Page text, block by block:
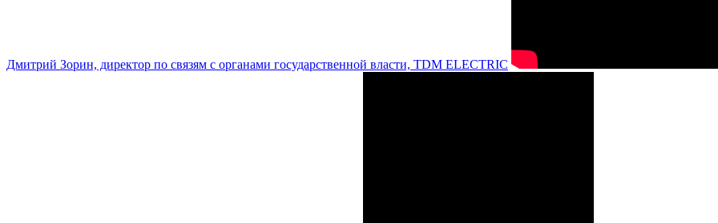
Дмитрий Зорин, директор по связям с органами государственной власти, TDM ELECTRIC